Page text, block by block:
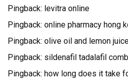
Pingback: levitra online
Pingback: online pharmacy hong
Pingback: olive oil and lemon
Pingback: sildenafil tadalafil
Pingback: how long does it take